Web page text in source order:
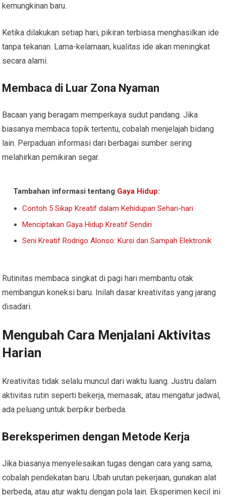
kemungkinan baru.
Ketika dilakukan setiap hari, pikiran terbiasa menghasilkan ide
tanpa tekanan. Lama-kelamaan, kualitas ide akan meningkat
secara alami.
Membaca di Luar Zona Nyaman
Bacaan yang beragam memperkaya sudut pandang. Jika
biasanya membaca topik tertentu, cobalah menjelajah bidang
lain. Perpaduan informasi dari berbagai sumber sering
melahirkan pemikiran segar.
Tambahan informasi tentang Gaya Hidup:
Contoh 5 Sikap Kreatif dalam Kehidupan Sehari-hari
Menciptakan Gaya Hidup Kreatif Sendiri
Seni Kreatif Rodrigo Alonso: Kursi dari Sampah Elektronik
Rutinitas membaca singkat di pagi hari membantu otak
membangun koneksi baru. Inilah dasar kreativitas yang jarang
disadari.
Mengubah Cara Menjalani Aktivitas
Harian
Kreativitas tidak selalu muncul dari waktu luang. Justru dalam
aktivitas rutin seperti bekerja, memasak, atau mengatur jadwal,
ada peluang untuk berpikir berbeda.
Bereksperimen dengan Metode Kerja
Jika biasanya menyelesaikan tugas dengan cara yang sama,
cobalah pendekatan baru. Ubah urutan pekerjaan, gunakan alat
berbeda, atau atur waktu dengan pola lain. Eksperimen kecil ini